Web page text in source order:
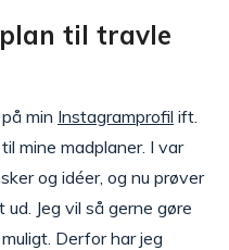
til travle
min Instagramprofil ift.
mine madplaner. I var
og idéer, og nu prøver
Jeg vil så gerne gøre
Derfor har jeg